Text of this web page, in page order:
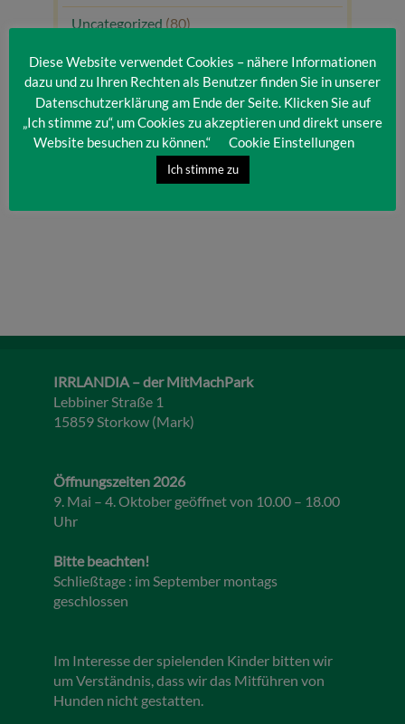
Uncategorized (80)
Unsere Gäste(1)
IRRLANDIA – der MitMachPark
Lebbiner Straße 1
15859 Storkow (Mark)
Öffnungszeiten 2026
9. Mai – 4. Oktober geöffnet von 10.00 – 18.00
Uhr
Bitte beachten!
Schließtage : im September montags
geschlossen
Im Interesse der spielenden Kinder bitten wir
um Verständnis, dass wir das Mitführen von
Hunden nicht gestatten.
Diese Website verwendet Cookies – nähere Informationen
dazu und zu Ihren Rechten als Benutzer finden Sie in unserer
Datenschutzerklärung am Ende der Seite. Klicken Sie auf
„Ich stimme zu“, um Cookies zu akzeptieren und direkt unsere
Website besuchen zu können.“
Cookie Einstellungen
Ich stimme zu